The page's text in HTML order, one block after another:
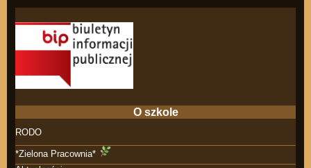
O szkole
RODO
*Zielona Pracownia*